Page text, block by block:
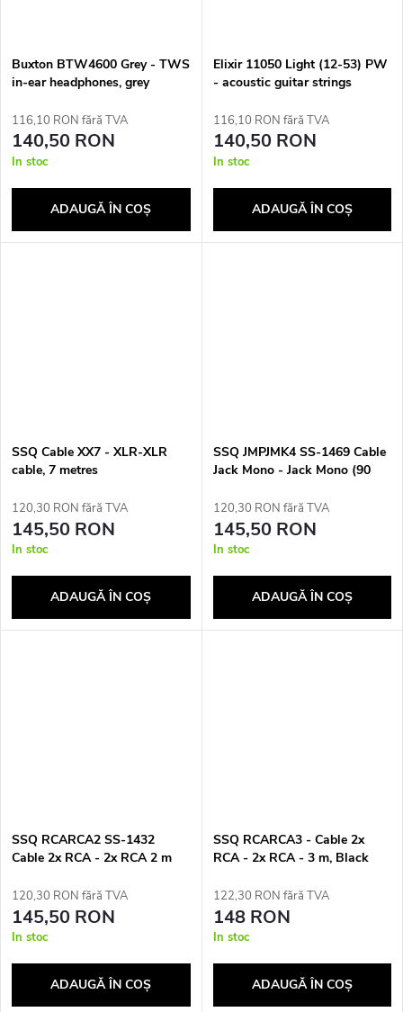
Buxton BTW4600 Grey - TWS
in-ear headphones, grey
116,10 RON fără TVA
140,50 RON
In stoc
ADAUGĂ ÎN COŞ
Elixir 11050 Light (12-53) PW
- acoustic guitar strings
116,10 RON fără TVA
140,50 RON
In stoc
ADAUGĂ ÎN COŞ
SSQ Cable XX7 - XLR-XLR
cable, 7 metres
120,30 RON fără TVA
145,50 RON
In stoc
ADAUGĂ ÎN COŞ
SSQ JMPJMK4 SS-1469 Cable
Jack Mono - Jack Mono (90
120,30 RON fără TVA
145,50 RON
In stoc
ADAUGĂ ÎN COŞ
SSQ RCARCA2 SS-1432
Cable 2x RCA - 2x RCA 2 m
120,30 RON fără TVA
145,50 RON
In stoc
ADAUGĂ ÎN COŞ
SSQ RCARCA3 - Cable 2x
RCA - 2x RCA - 3 m, Black
122,30 RON fără TVA
148 RON
In stoc
ADAUGĂ ÎN COŞ